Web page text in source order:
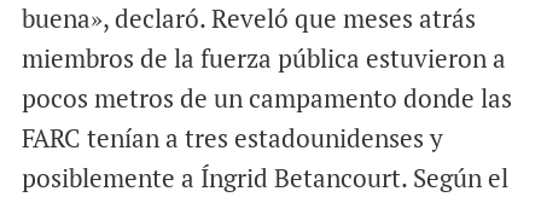
buena», declaró. Reveló que meses atrás
miembros de la fuerza pública estuvieron a
pocos metros de un campamento donde las
FARC tenían a tres estadounidenses y
posiblemente a Íngrid Betancourt. Según el